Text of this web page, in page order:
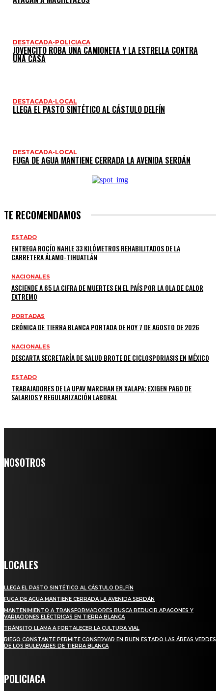
DESTACADA-POLICIACA
JOVENCITO ROBA UNA CAMIONETA Y LA ESTRELLA CONTRA
UNA CASA
DESTACADA-LOCAL
LLEGA EL PASTO SINTÉTICO AL CÁSTULO DELFÍN
DESTACADA-LOCAL
FUGA DE AGUA MANTIENE CERRADA LA AVENIDA SERDÁN
TE RECOMENDAMOS
ESTADO
ENTREGA ROCÍO NAHLE 33 KILÓMETROS REHABILITADOS DE LA
CARRETERA ÁLAMO-TIHUATLÁN
NACIONALES
ASCIENDE A 65 LA CIFRA DE MUERTES EN EL PAÍS POR LA OLA DE CALOR
EXTREMO
PORTADAS
CRÓNICA DE TIERRA BLANCA PORTADA DE HOY 7 DE AGOSTO DE 2026
NACIONALES
DESCARTA SECRETARÍA DE SALUD BROTE DE CICLOSPORIASIS EN MÉXICO
ESTADO
TRABAJADORES DE LA UPAV MARCHAN EN XALAPA; EXIGEN PAGO DE
SALARIOS Y REGULARIZACIÓN LABORAL
NOSOTROS
LOCALES
LLEGA EL PASTO SINTÉTICO AL CÁSTULO DELFÍN
FUGA DE AGUA MANTIENE CERRADA LA AVENIDA SERDÁN
MANTENIMIENTO A TRANSFORMADORES BUSCA REDUCIR APAGONES Y
VARIACIONES ELÉCTRICAS EN TIERRA BLANCA
TRÁNSITO LLAMA A FORTALECER LA CULTURA VIAL
RIEGO CONSTANTE PERMITE CONSERVAR EN BUEN ESTADO LAS ÁREAS VERDES
DE LOS BULEVARES DE TIERRA BLANCA
POLICIACA